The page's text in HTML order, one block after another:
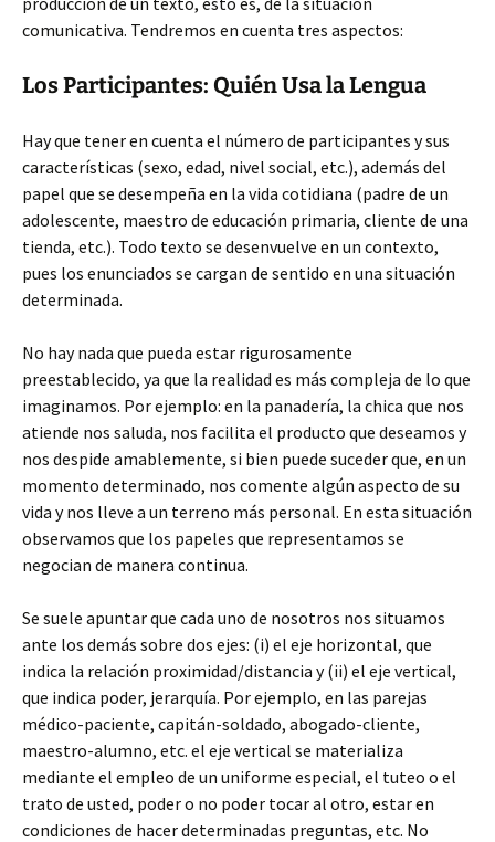
comunicativa. Tendremos en cuenta tres aspectos:
Los Participantes: Quién Usa la Lengua
Hay que tener en cuenta el número de participantes y sus
características (sexo, edad, nivel social, etc.), además del
papel que se desempeña en la vida cotidiana (padre de un
adolescente, maestro de educación primaria, cliente de una
tienda, etc.). Todo texto se desenvuelve en un contexto,
pues los enunciados se cargan de sentido en una situación
determinada.
No hay nada que pueda estar rigurosamente
preestablecido, ya que la realidad es más compleja de lo que
imaginamos. Por ejemplo: en la panadería, la chica que nos
atiende nos saluda, nos facilita el producto que deseamos y
nos despide amablemente, si bien puede suceder que, en un
momento determinado, nos comente algún aspecto de su
vida y nos lleve a un terreno más personal. En esta situación
observamos que los papeles que representamos se
negocian de manera continua.
Se suele apuntar que cada uno de nosotros nos situamos
ante los demás sobre dos ejes: (i) el eje horizontal, que
indica la relación proximidad/distancia y (ii) el eje vertical,
que indica poder, jerarquía. Por ejemplo, en las parejas
médico-paciente, capitán-soldado, abogado-cliente,
maestro-alumno, etc. el eje vertical se materializa
mediante el empleo de un uniforme especial, el tuteo o el
trato de usted, poder o no poder tocar al otro, estar en
condiciones de hacer determinadas preguntas, etc. No